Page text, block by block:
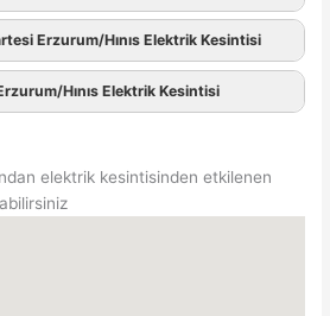
Erzurum/Hınıs Elektrik Kesintisi
Hınıs Elektrik Kesintisi
elektrik kesintisinden etkilenen